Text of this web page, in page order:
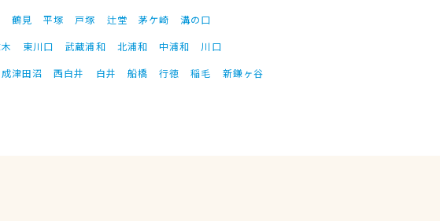
鶴見 平塚 戸塚 辻堂 茅ケ崎
溝の口
東川口 武蔵浦和 北浦和 中浦和
川口
津田沼 西白井 白井 船橋 行徳 稲毛 新鎌ヶ谷